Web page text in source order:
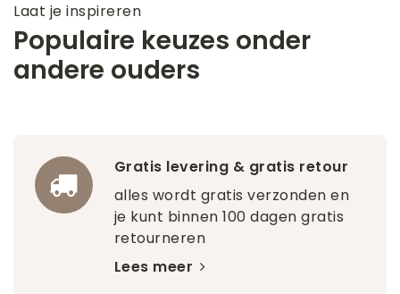
Laat je inspireren
Populaire keuzes onder
andere ouders
Gratis levering & gratis retour
alles wordt gratis verzonden en
je kunt binnen 100 dagen gratis
retourneren
Lees meer